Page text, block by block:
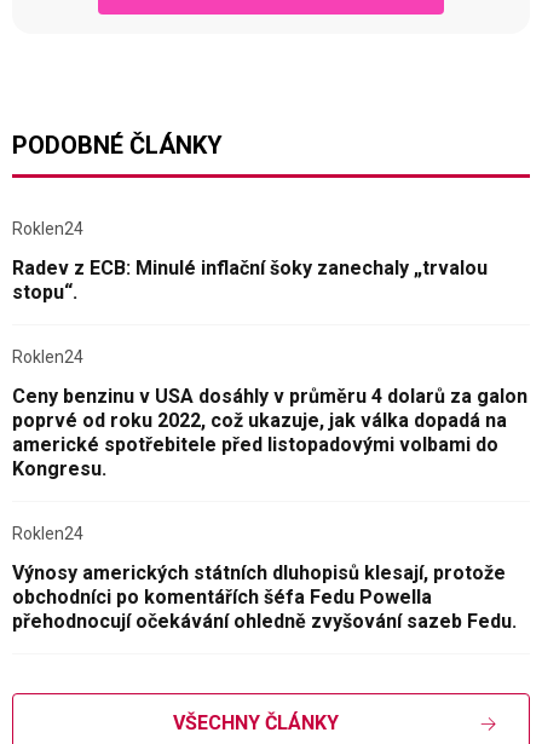
PODOBNÉ ČLÁNKY
Roklen24
Radev z ECB: Minulé inflační šoky zanechaly „trvalou
stopu“.
Roklen24
Ceny benzinu v USA dosáhly v průměru 4 dolarů za galon
poprvé od roku 2022, což ukazuje, jak válka dopadá na
americké spotřebitele před listopadovými volbami do
Kongresu.
Roklen24
Výnosy amerických státních dluhopisů klesají, protože
obchodníci po komentářích šéfa Fedu Powella
přehodnocují očekávání ohledně zvyšování sazeb Fedu.
VŠECHNY ČLÁNKY